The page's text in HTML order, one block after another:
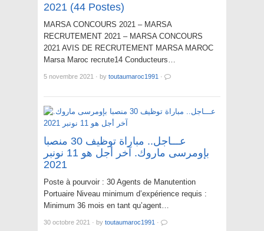
2021 (44 Postes)
MARSA CONCOURS 2021 – MARSA
RECRUTEMENT 2021 – MARSA CONCOURS
2021 AVIS DE RECRUTEMENT MARSA MAROC
Marsa Maroc recrute14 Conducteurs…
5 novembre 2021 · by toutaumaroc1991 ·
عـــاجل.. مباراة توظيف 30 منصبا
بإومرسى ماروك. آخر أجل هو 11 نونبر
2021
Poste à pourvoir : 30 Agents de Manutention
Portuaire Niveau minimum d’expérience requis :
Minimum 36 mois en tant qu’agent…
30 octobre 2021 · by toutaumaroc1991 ·